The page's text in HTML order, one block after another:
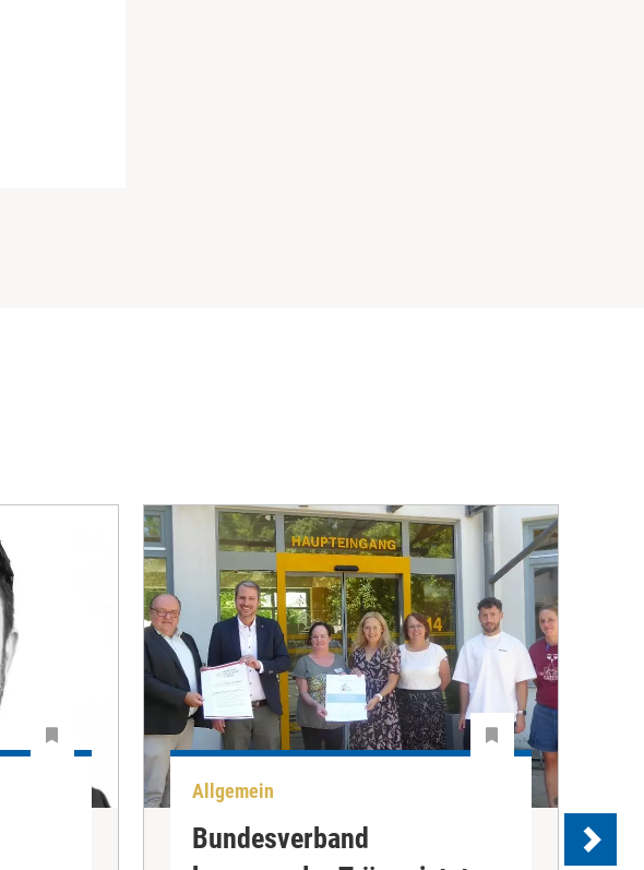
Allgemein
Bundesverband